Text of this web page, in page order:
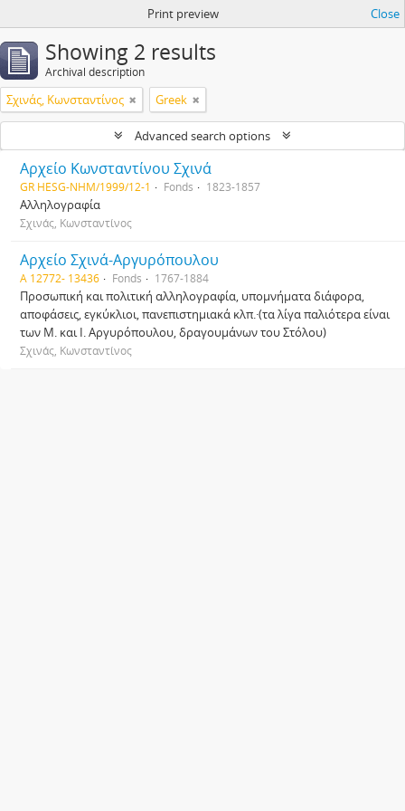
Print preview Close
Showing 2 results
Archival description
Σχινάς, Κωνσταντίνος Greek
Advanced search options
Αρχείο Κωνσταντίνου Σχινά
GR HESG-NHM/1999/12-1 Fonds 1823-1857
Αλληλογραφία
Σχινάς, Κωνσταντίνος
Αρχείο Σχινά-Αργυρόπουλου
Α 12772- 13436 Fonds 1767-1884
Προσωπική και πολιτική αλληλογραφία, υπομνήματα διάφορα,
αποφάσεις, εγκύκλιοι, πανεπιστημιακά κλπ.·(τα λίγα παλιότερα είναι
των Μ. και Ι. Αργυρόπουλου, δραγουμάνων του Στόλου)
Σχινάς, Κωνσταντίνος